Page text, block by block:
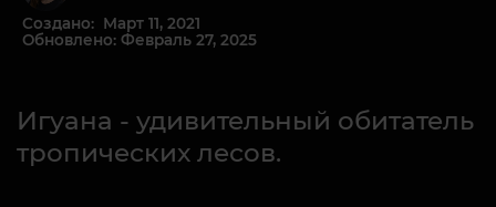
Создано: Март 11, 2021
Обновлено: Февраль 27, 2025
Игуана - удивительный обитатель
тропических лесов.